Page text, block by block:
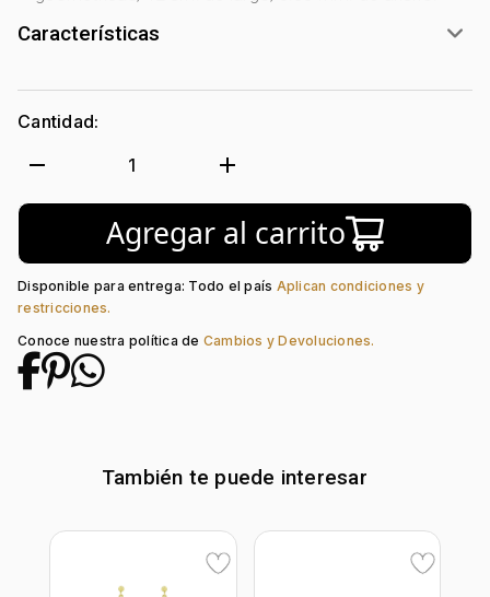
Características
Género: Mujer
Tono Metal:
Metal: Oro 18 Kilates
Figuras Geométricas
Longitud: 42
Tipo de terminado:
Liso
Tipo de Broche:
Pico Loro
Cantidad:
remove 1 add
Agregar al carrito
Disponible para entrega: Todo el país Aplican condiciones y
restricciones.
Conoce nuestra política de Cambios y Devoluciones.
También te puede interesar